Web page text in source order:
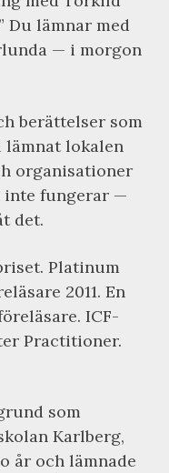
Du lämnar med
— i morgon
berättelser som
lokalen
organisationer
inte fungerar —
det.
Platinum
2011. En
ICF-
Practitioner.
som
Karlberg,
år och lämnade